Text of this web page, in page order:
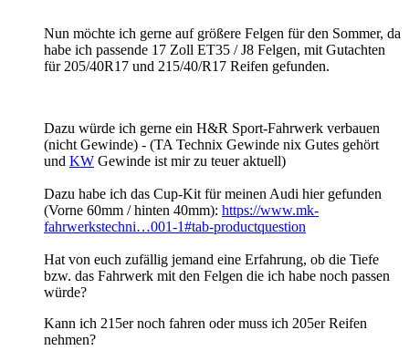
Nun möchte ich gerne auf größere Felgen für den Sommer, da
habe ich passende 17 Zoll ET35 / J8 Felgen, mit Gutachten
für 205/40R17 und 215/40/R17 Reifen gefunden.
Dazu würde ich gerne ein H&R Sport-Fahrwerk verbauen
(nicht Gewinde) - (TA Technix Gewinde nix Gutes gehört
und KW Gewinde ist mir zu teuer aktuell)
Dazu habe ich das Cup-Kit für meinen Audi hier gefunden
(Vorne 60mm / hinten 40mm): https://www.mk-
fahrwerkstechni…001-1#tab-productquestion
Hat von euch zufällig jemand eine Erfahrung, ob die Tiefe
bzw. das Fahrwerk mit den Felgen die ich habe noch passen
würde?
Kann ich 215er noch fahren oder muss ich 205er Reifen
nehmen?